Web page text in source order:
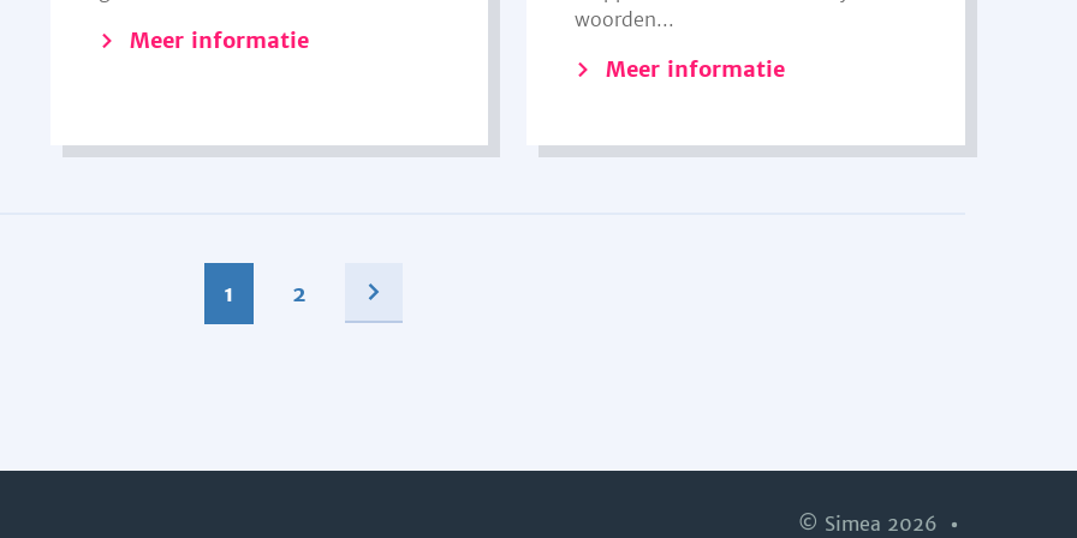
Meer informatie
woorden...
Meer informatie
1 2
© Simea 2026